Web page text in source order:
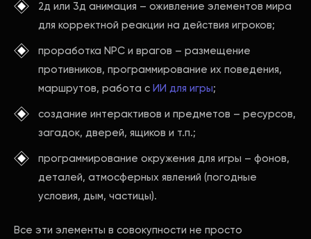
2д или 3д анимация – оживление элементов мира
для корректной реакции на действия игроков;
проработка NPC и врагов – размещение
противников, программирование их поведения,
маршрутов, работа с ИИ для игры;
создание интерактивов и предметов – ресурсов,
загадок, дверей, ящиков и т.п.;
программирование окружения для игры – фонов,
деталей, атмосферных явлений (погодные
условия, дым, частицы).
Все эти элементы в совокупности не просто